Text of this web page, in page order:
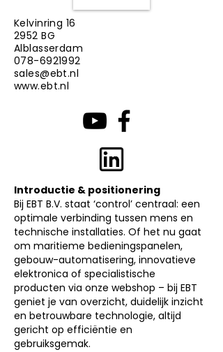
Kelvinring 16
2952 BG
Alblasserdam
078-6921992
sales@ebt.nl
www.ebt.nl
Introductie & positionering
Bij EBT B.V. staat ‘control’ centraal: een
optimale verbinding tussen mens en
technische installaties. Of het nu gaat
om maritieme bedieningspanelen,
gebouw-automatisering, innovatieve
elektronica of specialistische
producten via onze webshop – bij EBT
geniet je van overzicht, duidelijk inzicht
en betrouwbare technologie, altijd
gericht op efficiëntie en
gebruiksgemak.